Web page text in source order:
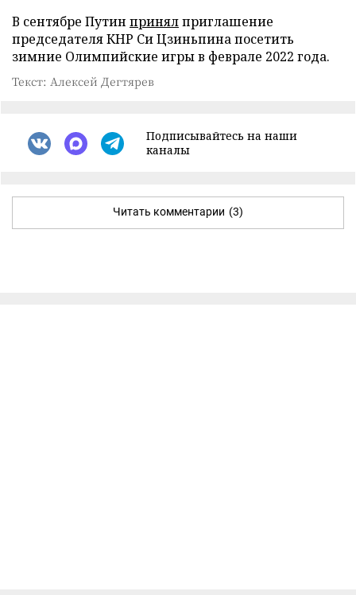
В сентябре Путин принялприглашение
председателя КНР Си Цзиньпина посетить
зимние Олимпийские игры в феврале 2022 года.
Текст: Алексей Дегтярев
Подписывайтесь на наши
каналы
Читать комментарии (3)